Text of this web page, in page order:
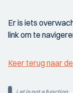
Er is iets
link om te
Keer terug naar